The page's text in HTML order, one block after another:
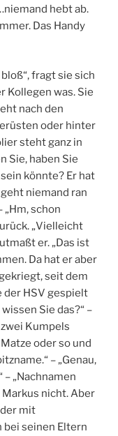
hebt ab.
Das Handy
fragt sie sich
Kollegen was. Sie
nach den
oder hinter
steht ganz in
Sie, haben Sie
könnte? Er hat
niemand ran
„Hm, schon
„Vielleicht
er. „Das ist
Da hat er aber
seit dem
der HSV gespielt
Sie das?“ –
Kumpels
oder so und
– „Genau,
„Nachnamen
Markus nicht. Aber
mit
bei seinen Eltern